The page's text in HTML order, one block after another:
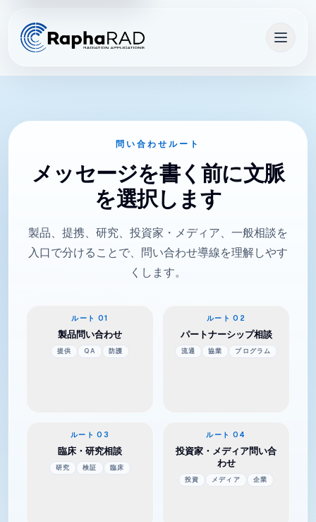
問い合わせ内容を
問い合わせルート
メッセージを書く前に文脈
を選択します
製品、提携、研究、投資家・メディア、一般相談を
入口で分けることで、問い合わせ導線を理解しやす
くします。
メッセージを書く前に文脈を選択します
ルート 01
製品問い合わせ
提供 QA 防護
ブラキセラピー、QA、防護ツールなど各
ルート 02
パートナーシップ相談
流通 協業 プログラム
商業提携、流通
ルート 03
臨床・研究相談
研究 検証 臨床
臨床検証、研究連携、技術評価に関する相
ルート 04
投資家・メディア問い合
わせ
投資 メディア 企業
投資家対応やメ